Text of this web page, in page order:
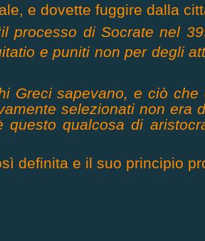
e dovette fuggire dalla
il processo di Socrate nel
e puniti non per degli
Greci sapevano, e ciò
selezionati non era
qualcosa di
definita e il suo principio